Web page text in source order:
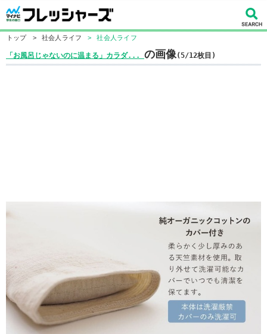
トップ > 社会人ライフ > 社会人ライフ
「お風呂じゃないのに温まる」カラダ... の画像(5/12枚目)